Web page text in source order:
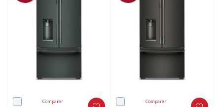
Comparer Comparer